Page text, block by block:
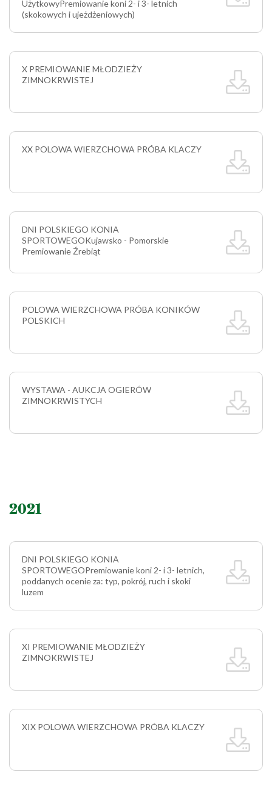
UżytkowyPremiowanie koni 2- i 3- letnich
(skokowych i ujeżdżeniowych)
X PREMIOWANIE MŁODZIEŻY
ZIMNOKRWISTEJ
XX POLOWA WIERZCHOWA PRÓBA KLACZY
DNI POLSKIEGO KONIA
SPORTOWEGOKujawsko - Pomorskie
Premiowanie Źrebiąt
POLOWA WIERZCHOWA PRÓBA KONIKÓW
POLSKICH
WYSTAWA - AUKCJA OGIERÓW
ZIMNOKRWISTYCH
2021
DNI POLSKIEGO KONIA
SPORTOWEGOPremiowanie koni 2- i 3- letnich,
poddanych ocenie za: typ, pokrój, ruch i skoki
luzem
XI PREMIOWANIE MŁODZIEŻY
ZIMNOKRWISTEJ
XIX POLOWA WIERZCHOWA PRÓBA KLACZY